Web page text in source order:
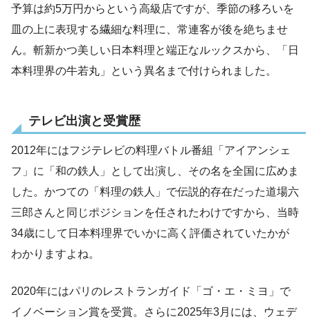
予算は約5万円からという高級店ですが、季節の移ろいを
皿の上に表現する繊細な料理に、常連客が後を絶ちませ
ん。斬新かつ美しい日本料理と端正なルックスから、「日
本料理界の牛若丸」という異名まで付けられました。
テレビ出演と受賞歴
2012年にはフジテレビの料理バトル番組「アイアンシェ
フ」に「和の鉄人」として出演し、その名を全国に広めま
した。かつての「料理の鉄人」で伝説的存在だった道場六
三郎さんと同じポジションを任されたわけですから、当時
34歳にして日本料理界でいかに高く評価されていたかが
わかりますよね。
2020年にはパリのレストランガイド「ゴ・エ・ミヨ」で
イノベーション賞を受賞。さらに2025年3月には、ウェデ